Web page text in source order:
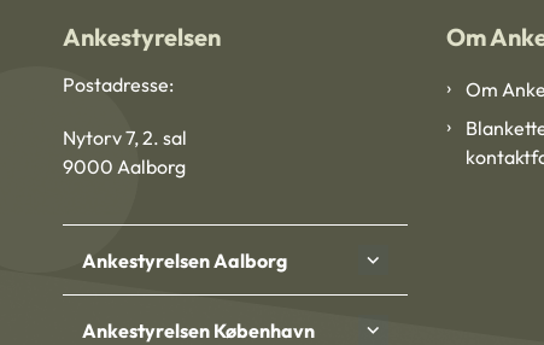
Ankestyrelsen
Postadresse:
Nytorv 7, 2. sal
9000 Aalborg
Ankestyrelsen Aalborg
Ankestyrelsen København
Om
Om